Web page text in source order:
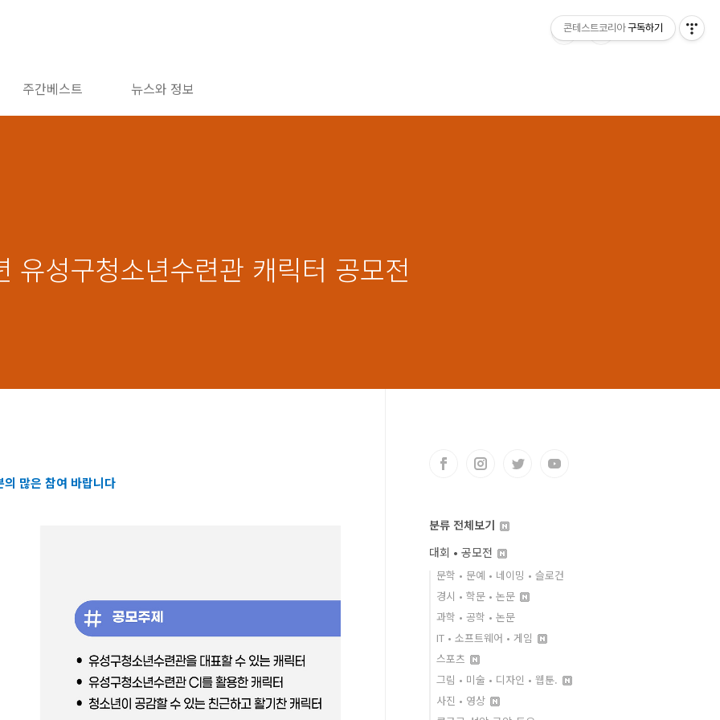
주간베스트 뉴스와 정보
유성구청소년수련관 캐릭터 공모전
의 많은 참여 바랍니다
분류 전체보기
대회 • 공모전
문학 • 문예 • 네이밍 • 슬로건
경시 • 학문 • 논문
과학 • 공학 • 논문
IT • 소프트웨어 • 게임
스포츠
그림 • 미술 • 디자인 • 웹툰.
사진 • 영상
콘테스트코리아 구독하기